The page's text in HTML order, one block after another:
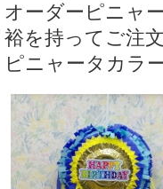
オーダーピニャ
裕を持ってご注
ピニャータカラ